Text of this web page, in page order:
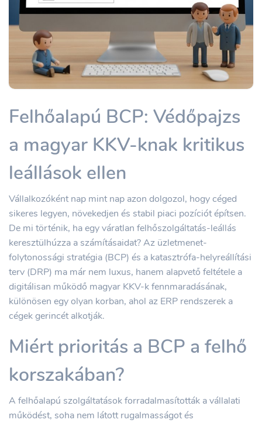
Felhőalapú BCP: Védőpajzs
a magyar KKV-knak kritikus
leállások ellen
Vállalkozóként nap mint nap azon dolgozol, hogy céged
sikeres legyen, növekedjen és stabil piaci pozíciót építsen.
De mi történik, ha egy váratlan felhőszolgáltatás-leállás
keresztülhúzza a számításaidat? Az üzletmenet-
folytonossági stratégia (BCP) és a katasztrófa-helyreállítási
terv (DRP) ma már nem luxus, hanem alapvető feltétele a
digitálisan működő magyar KKV-k fennmaradásának,
különösen egy olyan korban, ahol az ERP rendszerek a
cégek gerincét alkotják.
Miért prioritás a BCP a felhő
korszakában?
A felhőalapú szolgáltatások forradalmasították a vállalati
működést, soha nem látott rugalmasságot és